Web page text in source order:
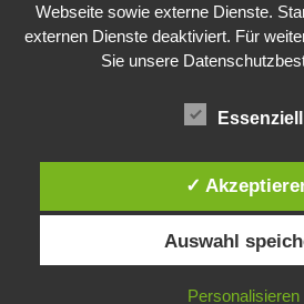
Webseite sowie externe Dienste.
externen Dienste deaktiviert. Für
Sie unsere
Essenziell
✓
Auswahl
Personalisieren